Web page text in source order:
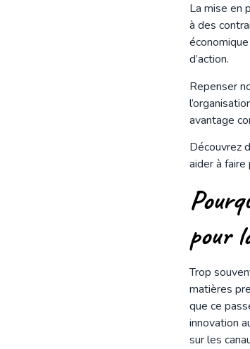
La mise en
à des
d’action.
Repenser
avantage
Découvrez
aider à
pour
Trop
matières
que ce
innovation
sur les